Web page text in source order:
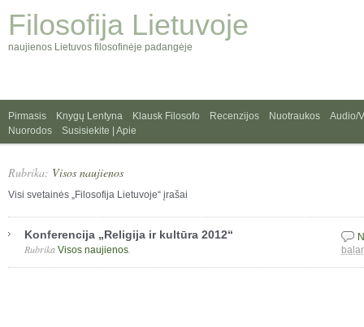
Filosofija Lietuvoje
naujienos Lietuvos filosofinėje padangėje
Pirmasis Knygų Lentyna Klausk Filosofo Recenzijos Nuotraukos
Audio/
Nuorodos
Susisiekite | Apie
Rubrika: Visos naujienos
Visi svetainės „Filosofija Lietuvoje“ įrašai
Konferencija „Religija ir kultūra 2012“
Rubrika Visos naujienos